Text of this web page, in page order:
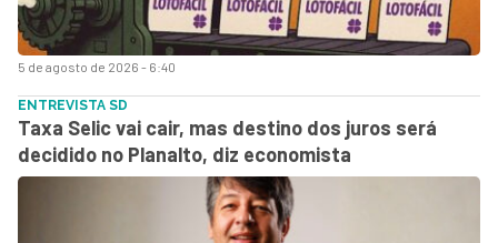
5 de agosto de 2026 - 6:40
ENTREVISTA SD
Taxa Selic vai cair, mas destino dos juros será
decidido no Planalto, diz economista